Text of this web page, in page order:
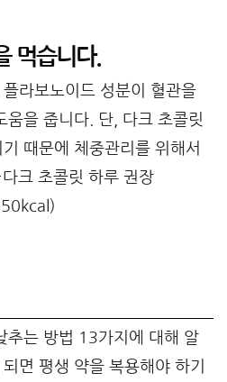
먹습니다.
라보노이드 성분이 혈관을
움을 줍니다. 단, 다크 초콜릿
때문에 체중관리를 위해서
크 초콜릿 하루 권장
추는 방법 13가지에 대해 알
면 평생 약을 복용해야 하기